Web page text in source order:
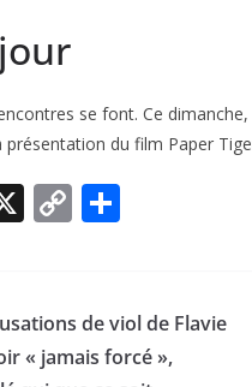
se font. Ce
présentation du film Paper
X C
y
Li
g
er
de viol de Flavie
« jamais forcé »,